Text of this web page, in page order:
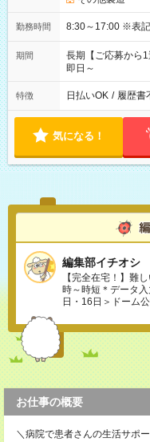
勤務時間 8:30～
期間
長期【ご応募から
即日～
特徴 日払いOK / 履歴書
気になる！
編集部イチオシ
【完全在宅！】難
時～時短＊データ
日・16日＞ドーム
お仕事の概要
＼病院で患者さんの生活サポ